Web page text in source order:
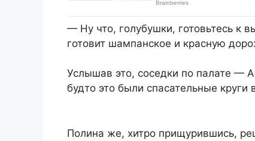
— Ну что, голубушки, готовьтесь к
готовит шампанское и красную
Услышав это, соседки по палате —
будто это были спасательные
Полина же, хитро прищурившись,